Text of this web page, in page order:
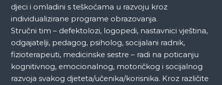
djeci i omladini s teškoćama u razvoju kroz
individualizirane programe obrazovanja.
Stručni tim – defektolozi, logopedi, nastavnici vještina,
odgajatelji, pedagog, psiholog, socijalani radnik,
fizioterapeuti, medicinske sestre – radi na poticanju
kognitivnog, emocionalnog, motoričkog i socijalnog
razvoja svakog djeteta/učenika/korisnika. Kroz različite